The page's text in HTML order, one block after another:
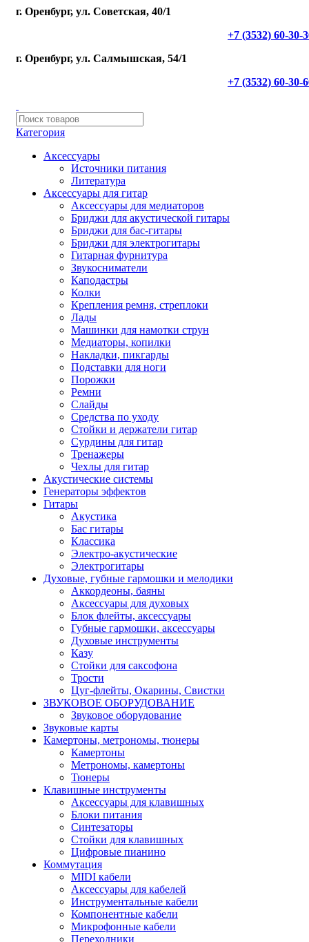
г. Оренбург, ул. Советская, 40/1
+7 (3532) 60-30-
г. Оренбург, ул. Салмышская, 54/1
+7 (3532) 60-30-
Категория
Аксессуары
Источники питания
Литература
Аксессуары для гитар
Аксессуары для медиаторов
Бриджи для акустической гитары
Бриджи для бас-гитары
Бриджи для электрогитары
Гитарная фурнитура
Звукосниматели
Каподастры
Колки
Крепления ремня, стреплоки
Лады
Машинки для намотки струн
Медиаторы, копилки
Накладки, пикгарды
Подставки для ноги
Порожки
Ремни
Слайды
Средства по уходу
Стойки и держатели гитар
Сурдины для гитар
Тренажеры
Чехлы для гитар
Акустические системы
Генераторы эффектов
Гитары
Акустика
Бас гитары
Классика
Электро-акустические
Электрогитары
Духовые, губные гармошки и мелодики
Аккордеоны, баяны
Аксессуары для духовых
Блок флейты, аксессуары
Губные гармошки, аксессуары
Духовые инструменты
Казу
Стойки для саксофона
Трости
Цуг-флейты, Окарины, Свистки
ЗВУКОВОЕ ОБОРУДОВАНИЕ
Звуковое оборудование
Звуковые карты
Камертоны, метрономы, тюнеры
Камертоны
Метрономы, камертоны
Тюнеры
Клавишные инструменты
Аксессуары для клавишных
Блоки питания
Синтезаторы
Стойки для клавишных
Цифровые пианино
Коммутация
MIDI кабели
Аксессуары для кабелей
Инструментальные кабели
Компонентные кабели
Микрофонные кабели
Переходники